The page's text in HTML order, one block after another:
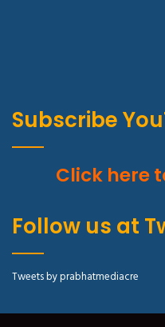
Subscribe
Click here
Follow us at
Tweets by prabhatmediacre